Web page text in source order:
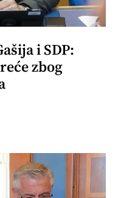
i SDP:
zbog